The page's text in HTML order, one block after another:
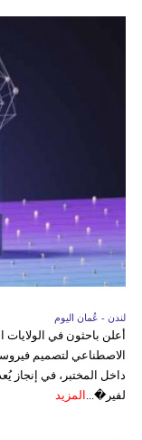
لندن - عُمان اليوم
أعلن باحثون في الولايات
الاصطناعي لتصميم
داخل المختبر، في إنجاز
لفير�... المزيد